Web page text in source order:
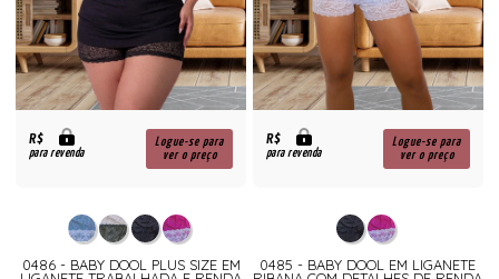
R$
para revenda
Logue-se para
ver o preço
0486 - BABY DOOL PLUS SIZE EM
R$
para revenda
Logue-se para
ver o preço
0485 - BABY DOOL EM LIGANETE